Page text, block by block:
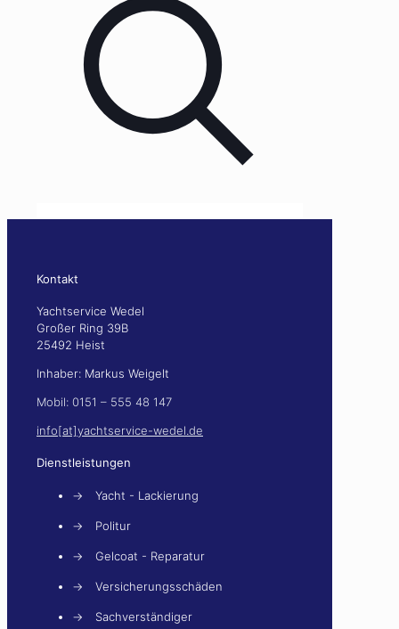
Kontakt
Yachtservice Wedel
Großer Ring 39B
25492 Heist
Inhaber: Markus Weigelt
Mobil: 0151 – 555 48 147
info[at]yachtservice-wedel.de
Dienstleistungen
→ Yacht - Lackierung
→ Politur
→ Gelcoat - Reparatur
→ Versicherungsschäden
→ Sachverständiger